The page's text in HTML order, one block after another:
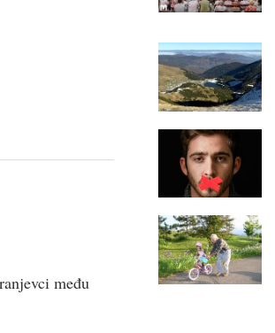
među